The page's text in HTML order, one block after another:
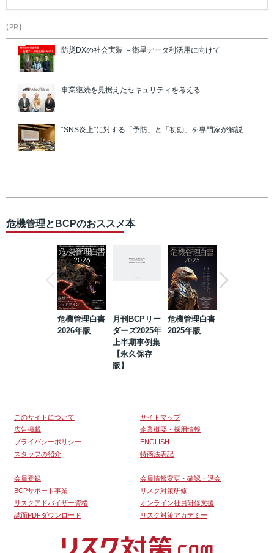
【PR】
防災DXの社会実装 －衛星データ利活用に向けて
事業継続を見据えたセキュリティを考える
“SNS炎上”に対する「予防」と「初動」を専門家が解説
危機管理とBCPのおススメ本
危機管理白書
2026年版
月刊BCPリー
ダーズ2025年
上半期事例集
【永久保存
版】
危機管理白書
2025年版
このサイトについて
サイトマップ
広告掲載
企業概要・採用情報
プライバシーポリシー
ENGLISH
スタッフの紹介
特商法表記
会員登録
会員情報変更・確認・退会
BCPサポート事業
リスク対策研修
リスクアドバイザー資格
オンライン社員研修支援
誌面PDFダウンロード
リスク対策アカデミー